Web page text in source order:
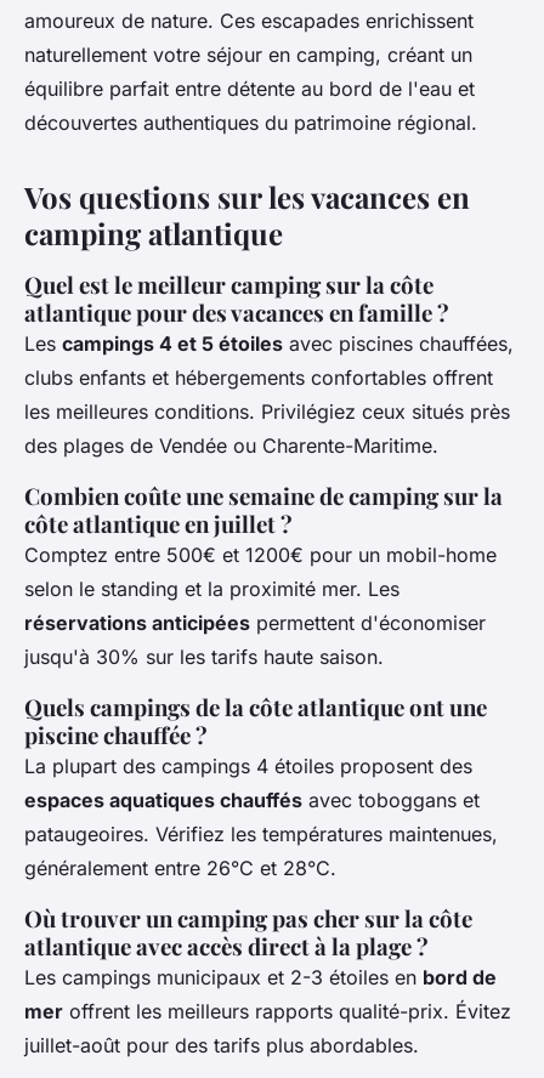
amoureux de nature. Ces escapades enrichissent
naturellement votre séjour en camping, créant un
équilibre parfait entre détente au bord de l'eau et
découvertes authentiques du patrimoine régional.
Vos questions sur les vacances en
camping atlantique
Quel est le meilleur camping sur la côte
atlantique pour des vacances en famille ?
Les campings 4 et 5 étoiles avec piscines chauffées,
clubs enfants et hébergements confortables offrent
les meilleures conditions. Privilégiez ceux situés près
des plages de Vendée ou Charente-Maritime.
Combien coûte une semaine de camping sur la
côte atlantique en juillet ?
Comptez entre 500€ et 1200€ pour un mobil-home
selon le standing et la proximité mer. Les
réservations anticipées permettent d'économiser
jusqu'à 30% sur les tarifs haute saison.
Quels campings de la côte atlantique ont une
piscine chauffée ?
La plupart des campings 4 étoiles proposent des
espaces aquatiques chauffés avec toboggans et
pataugeoires. Vérifiez les températures maintenues,
généralement entre 26°C et 28°C.
Où trouver un camping pas cher sur la côte
atlantique avec accès direct à la plage ?
Les campings municipaux et 2-3 étoiles en bord de
mer offrent les meilleurs rapports qualité-prix. Évitez
juillet-août pour des tarifs plus abordables.